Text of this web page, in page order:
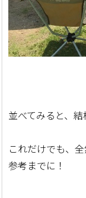
並べてみると、
これだけでも、
参考までに！